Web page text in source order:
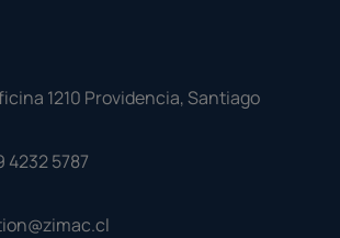
1210 Providencia, Santiago
4232 5787